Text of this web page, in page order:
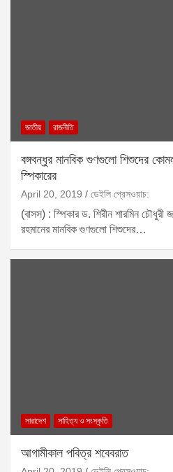
জাতীয় রাজনীতি
বঙ্গবন্ধুর মানবিক গুণগুলো শিশুদের
স্পিকারের
April 20, 2019 ডেইলি প্রেসওয়াচ:
(বাসস) : স্পিকার ড. শিরীন শারমিন চৌধুরী
রহমানের মানবিক গুণগুলো শিশুদের…
সারাদেশ সাহিত্য ও সংস্কৃতি
আগামীকাল পবিত্র শবেবরাত